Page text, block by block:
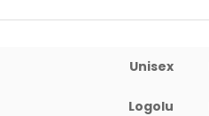
Unisex
Logolu